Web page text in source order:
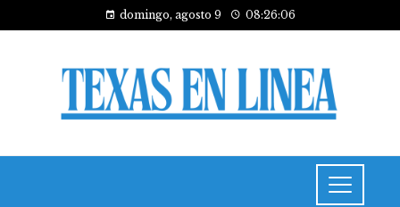
domingo, agosto 9 08:26:07